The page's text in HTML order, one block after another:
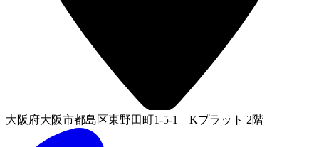
大阪府大阪市都島区東野田町1-5-1 Kプラット 2階